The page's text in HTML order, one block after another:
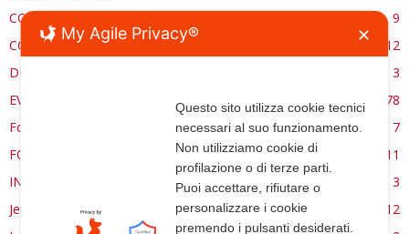
CONSERVAZIONE
9
CONTROCANTO
12
DE RE AEDIFICATORIA
3
EVENTI
78
Forma, spazio e ordine
7
FORMAZIONE
11
INTERVIEW
3
Jerusalem
12
My Agile Privacy® ✕
Questo sito utilizza cookie tecnici
necessari al suo funzionamento.
Non utilizziamo cookie di
profilazione o di terze parti.
Puoi accettare, rifiutare o
personalizzare i cookie
premendo i pulsanti desiderati.